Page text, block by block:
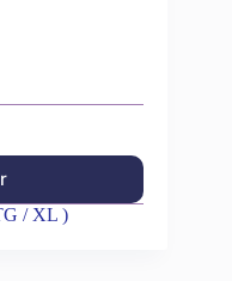
/ XL )